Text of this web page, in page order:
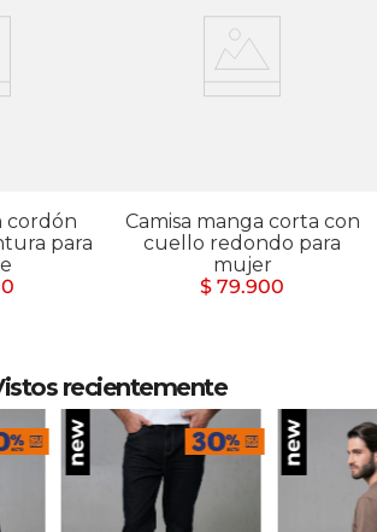
cordón
para
Camisa manga corta con
cuello redondo para
mujer
$ 79.900
recientemente